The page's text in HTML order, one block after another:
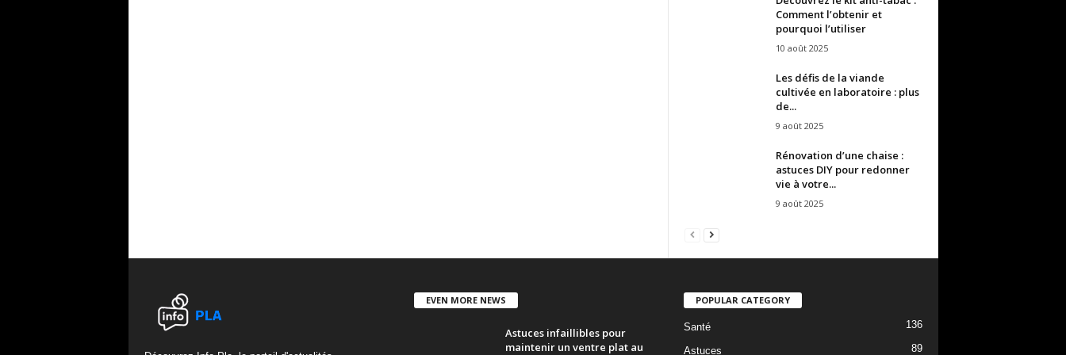
Comment l’obtenir et
pourquoi l’utiliser
10 août 2025
Les défis de la viande
cultivée en laboratoire : plus
de...
9 août 2025
Rénovation d’une chaise :
astuces DIY pour redonner
vie à votre...
9 août 2025
EVEN MORE NEWS
Astuces infaillibles pour
maintenir un ventre plat au
POPULAR CATEGORY
Santé 136
Astuces 89